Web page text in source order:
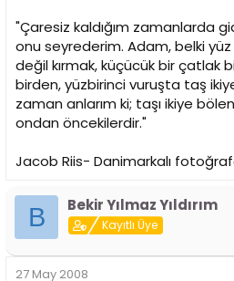
"Çaresiz kaldığım zamanlarda
onu seyrederim. Adam, belki
değil kırmak, küçücük bir çatlak
birden, yüzbirinci vuruşta taş
zaman anlarım ki; taşı ikiye
ondan öncekilerdir."
Jacob Riis- Danimarkalı
B Bekir Yılmaz Yıldırım
Kayıtlı Üye
27 May 2008